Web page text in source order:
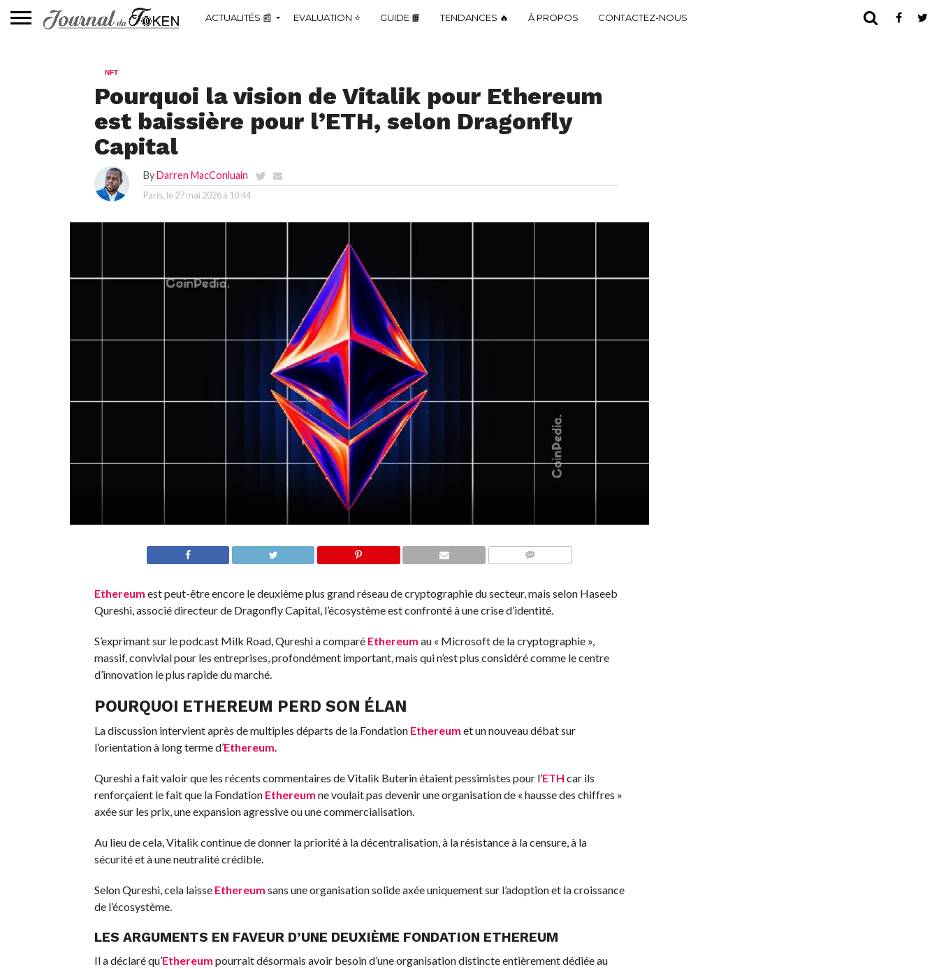
ACTUALITÉS 📰 EVALUATION ⭐ GUIDE 📙 TENDANCES 🔥 À PROPOS CONTACTEZ-NOUS
NFT
Pourquoi la vision de Vitalik pour Ethereum
est baissière pour l’ETH, selon Dragonfly
Capital
ByDarren MacConluain
Paris, le 27 mai 2026 à 10:44
Ethereum est peut-être encore le deuxième plus grand réseau de cryptographie du secteur, mais selon Haseeb
Qureshi, associé directeur de Dragonfly Capital, l’écosystème est confronté à une crise d’identité.
S’exprimant sur le podcast Milk Road, Qureshi a comparé Ethereum au « Microsoft de la cryptographie »,
massif, convivial pour les entreprises, profondément important, mais qui n’est plus considéré comme le centre
d’innovation le plus rapide du marché.
POURQUOI ETHEREUM PERD SON ÉLAN
La discussion intervient après de multiples départs de la Fondation Ethereum et un nouveau débat sur
l’orientation à long terme d’Ethereum.
Qureshi a fait valoir que les récents commentaires de Vitalik Buterin étaient pessimistes pour l’ETH car ils
renforçaient le fait que la Fondation Ethereum ne voulait pas devenir une organisation de « hausse des chiffres »
axée sur les prix, une expansion agressive ou une commercialisation.
Au lieu de cela, Vitalik continue de donner la priorité à la décentralisation, à la résistance à la censure, à la
sécurité et à une neutralité crédible.
Selon Qureshi, cela laisse Ethereum sans une organisation solide axée uniquement sur l’adoption et la croissance
de l’écosystème.
LES ARGUMENTS EN FAVEUR D’UNE DEUXIÈME FONDATION ETHEREUM
Il a déclaré qu’Ethereum pourrait désormais avoir besoin d’une organisation distincte entièrement dédiée au